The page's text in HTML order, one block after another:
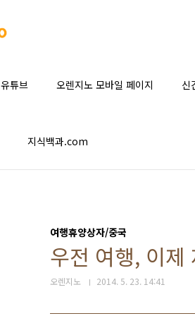
유튜브 오렌지노 모바일 페이지 신
지식백과.com
여행휴양상자/중국
우전 여행, 이
오렌지노 2014. 5. 23. 14:41